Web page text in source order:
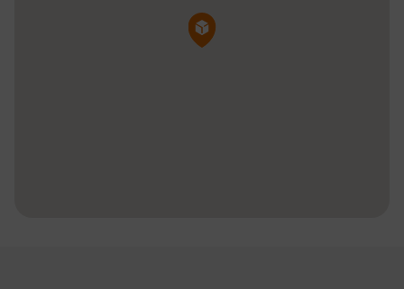
Pin de la carte